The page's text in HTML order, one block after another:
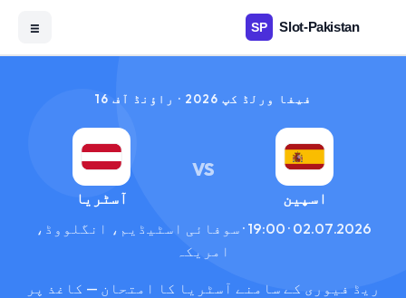
☰
فیفا ورلڈ کپ 2026 · راؤنڈ آف 16
اسپین
VS
آسٹریا
02.07.2026 · 19:00 · سوفائی اسٹیڈیم، انگلووڈ،
امریکہ
ریڈ فیوری کے سامنے آسٹریا کا امتحان — کاغذ پر